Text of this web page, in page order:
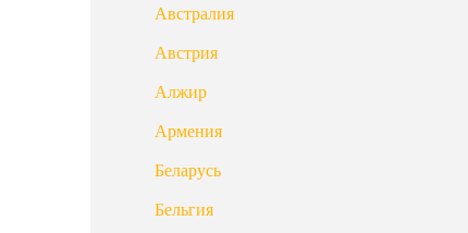
Австралия
Австрия
Алжир
Армения
Беларусь
Бельгия